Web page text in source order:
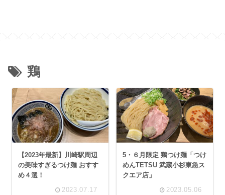
鶏
【2023年最新】川崎駅周辺
の美味すぎるつけ麺 おすす
め４選！
2023.07.17
5・６月限定 鶏つけ麺「つけ
めんTETSU 武蔵小杉東急ス
クエア店」
2023.05.06